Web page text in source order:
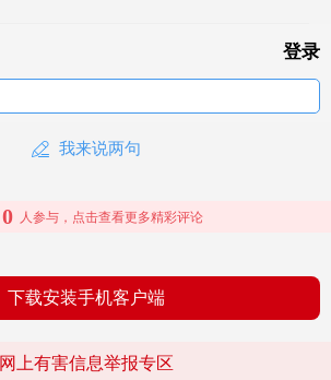
登录
我来说两句
0 人参与，点击查看更多精彩评论
下载安装手机客户端
网上有害信息举报专区